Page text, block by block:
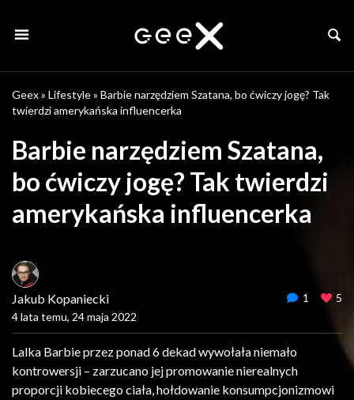
Geex» Lifestyle» Barbie narzędziem Szatana, bo ćwiczy jogę? Tak
twierdzi amerykańska influencerka
Barbie narzędziem Szatana,
bo ćwiczy jogę? Tak twierdzi
amerykańska influencerka
Jakub Kopaniecki
4 lata temu, 24 maja 2022
1 5
Lalka Barbie przez ponad 6 dekad wywołała niemało
kontrowersji – zarzucano jej promowanie nierealnych
proporcji kobiecego ciała, hołdowanie konsumpcjonizmowi